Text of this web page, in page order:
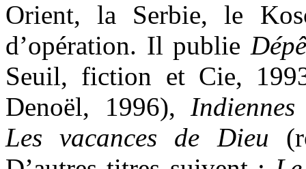
Orient, la Serbie, le
d’opération. Il publie
Seuil, fiction et Cie,
Denoël, 1996), Indiennes
Les vacances de Dieu